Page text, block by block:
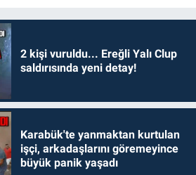
2 kişi vuruldu... Ereğli Yalı Clup
saldırısında yeni detay!
Karabük'te yanmaktan kurtulan
işçi, arkadaşlarını göremeyince
büyük panik yaşadı